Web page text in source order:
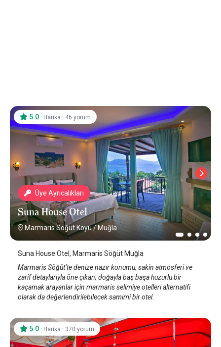
Üye Ayrıcalıkları
Suna House Otel
Marmaris Söğüt Köyü/ Muğla
5.0 · Harika · 46 yorum
Suna House Otel, Marmaris Söğüt Muğla
Marmaris Söğüt’te denize nazır konumu, sakin atmosferi ve
zarif detaylarıyla öne çıkan; doğayla baş başa huzurlu bir
kaçamak arayanlar için marmaris selimiye otelleri alternatifi
olarak da değerlendirilebilecek samimi bir otel.
5.0 · Harika · 370 yorum